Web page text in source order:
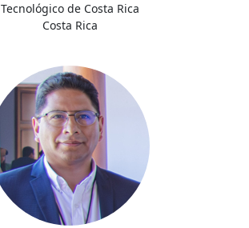
Tecnológico de Costa Rica
Costa Rica